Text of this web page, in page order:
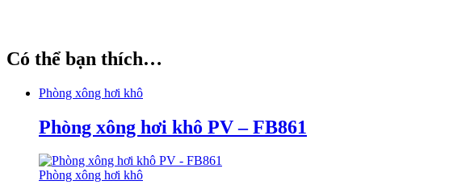
Có thể bạn thích…
Phòng xông hơi khô
Phòng xông hơi khô PV – FB861
Phòng xông hơi khô